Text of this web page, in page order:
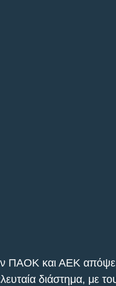
ΠΑΟΚ και ΑΕΚ
διάστημα, με